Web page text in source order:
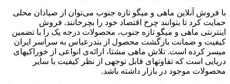
با فروش آنلاین ماهی و میگو تازه جنوب می‌توان از صیادان محلی
حمایت کرد تا بتوانند چرخ اقتصاد خود را بچرخانند. فروش
اینترنتی ماهی و میگو تازه جنوب، محصولات درجه یک را با تضمین
کیفیت و ضمانت بازگشت محصول از بندرعباس به سراسر ایران
میسر کرده است. تلاش ماهی مشتا، ارائه‌ی انواعی از خوراکیهای
دریایی است که تفاوتهای قابل توجهی از نظر کیفیت با سایر
محصولات موجود در بازار داشته باشد.